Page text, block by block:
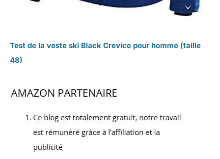
Test de la veste ski Black Crevice pour homme (taille
48)